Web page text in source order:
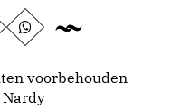
voorbehouden